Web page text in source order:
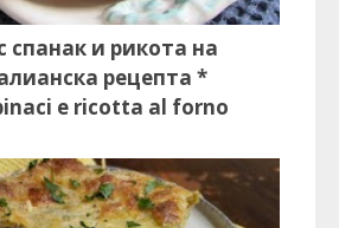
спанак и рикота на
рецепта *
e ricotta al forno